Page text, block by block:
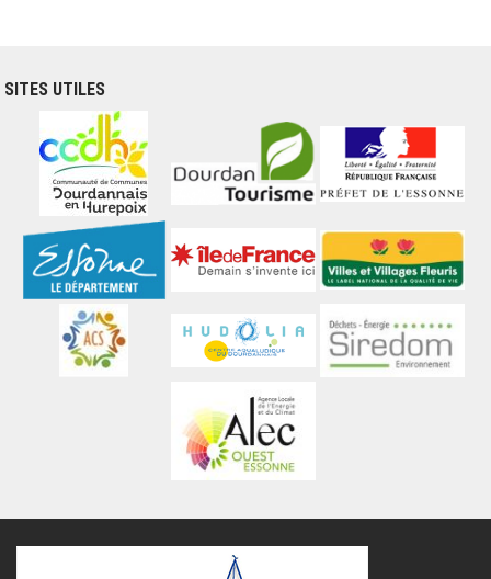
SITES UTILES